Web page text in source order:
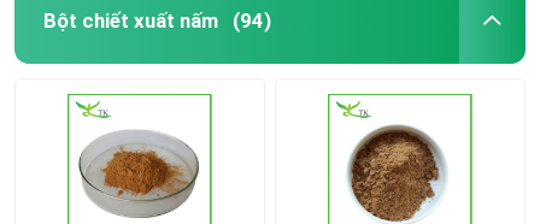
Bột chiết xuất nấm (94)